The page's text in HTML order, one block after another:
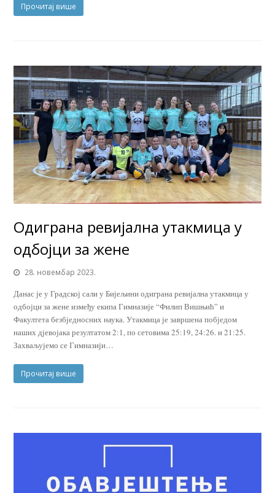
Прочитај више
Одиграна ревијална утакмица у
одбојци за жене
28. новембар 2023.
Данас је у Градској сали у Бијељини одиграна ревијална утакмица у
одбојци за жене између екипа Гимназије “Филип Вишњић” и
Факултета безбједносних наука. Утакмица је завршена побједом
наших дјевојака резултатом 2:1, по сетовима 25:19, 24:26. и 21:25.
Захваљујемо се Гимназији…
Прочитај више